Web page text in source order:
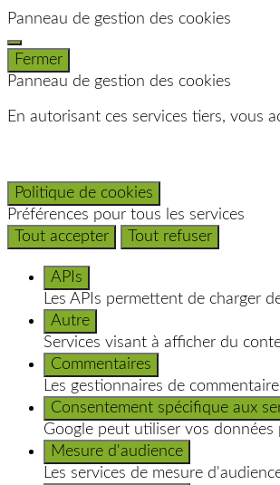
Panneau de gestion des cookies
Fermer
Panneau de gestion des cookies
En autorisant ces services tiers, vous
Politique de cookies
Préférences pour tous les services
Tout accepter
Tout refuser
APIs
Les APIs permettent de charger
Autre
Services visant à afficher du
Commentaires
Les gestionnaires de
Consentement spécifique aux
Google peut utiliser vos
Mesure d'audience
Les services de mesure